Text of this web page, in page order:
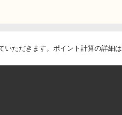
いただきます。ポイント計算の詳細は